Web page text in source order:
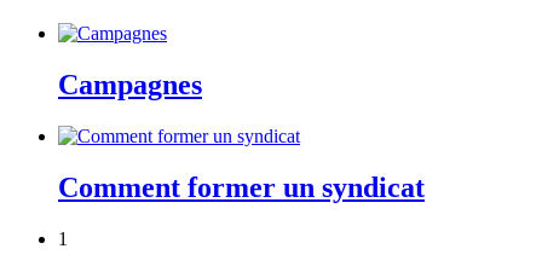
Campagnes
Comment former un syndicat
1